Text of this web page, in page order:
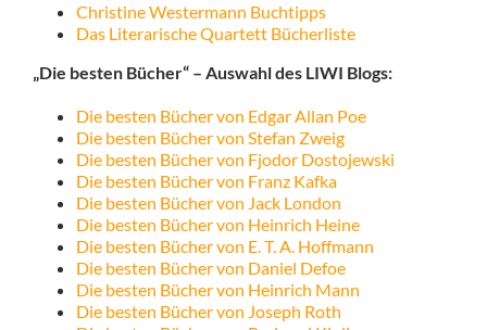
Christine Westermann Buchtipps
Das Literarische Quartett Bücherliste
„Die besten Bücher“ – Auswahl des LIWI Blogs:
Die besten Bücher von Edgar Allan Poe
Die besten Bücher von Stefan Zweig
Die besten Bücher von Fjodor Dostojewski
Die besten Bücher von Franz Kafka
Die besten Bücher von Jack London
Die besten Bücher von Heinrich Heine
Die besten Bücher von E. T. A. Hoffmann
Die besten Bücher von Daniel Defoe
Die besten Bücher von Heinrich Mann
Die besten Bücher von Joseph Roth